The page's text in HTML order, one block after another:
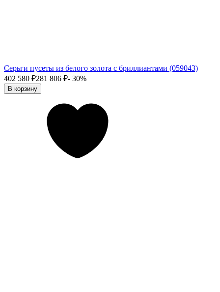
Серьги пусеты из белого золота с бриллиантами (059043)
402 580 ₽281 806 ₽- 30%
В корзину